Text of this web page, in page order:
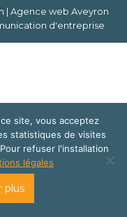
| Agence web Aveyron
d'entreprise
site, vous acceptez
statistiques de visites
refuser l'installation
légales
plus